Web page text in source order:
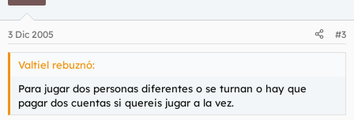
3 Dic 2005 #3
Valtiel rebuznó:
Para jugar dos personas diferentes o se turnan o hay que
pagar dos cuentas si quereis jugar a la vez.